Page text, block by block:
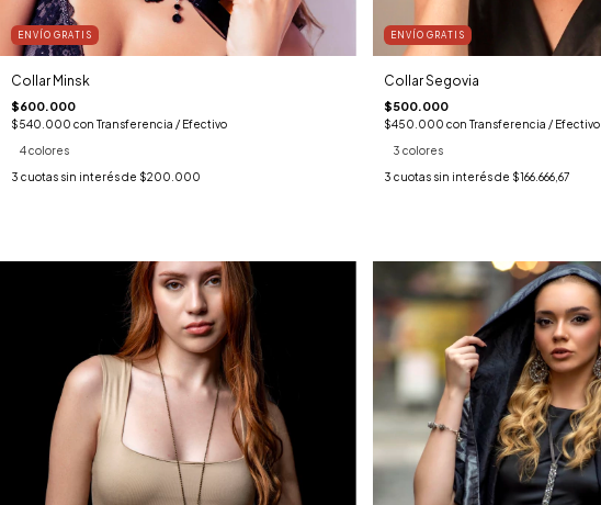
ENVÍO GRATIS
Collar Minsk
$600.000
$540.000 con Transferencia / Efectivo
4 colores
3 cuotas sin interés de $200.000
ENVÍO GRATIS
Collar Segovia
$500.000
$450.000 con Transferencia / Efectivo
3 colores
3 cuotas sin interés de $166.666,67